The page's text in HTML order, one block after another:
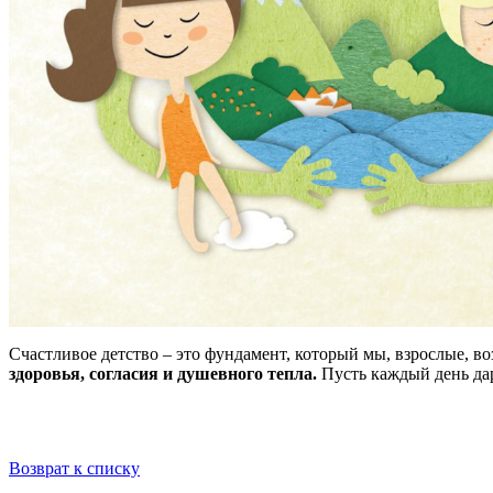
Счастливое детство – это фундамент, который мы, взрослые,
здоровья, согласия и душевного тепла. Пусть каждый день
Возврат к списку